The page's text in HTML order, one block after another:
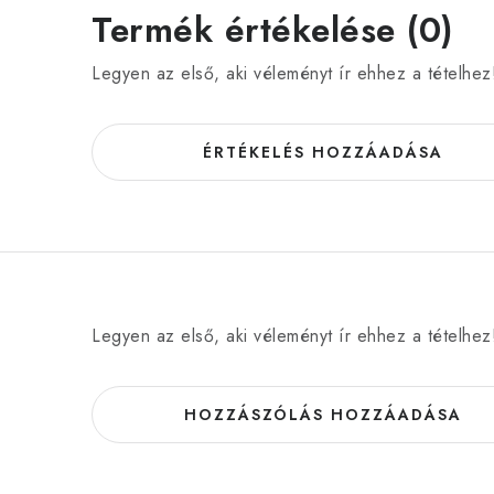
Termék értékelése (0)
Legyen az első, aki véleményt ír ehhez a
ÉRTÉKELÉS HOZZÁADÁSA
Legyen az első, aki véleményt ír ehhez a
HOZZÁSZÓLÁS HOZZÁADÁSA